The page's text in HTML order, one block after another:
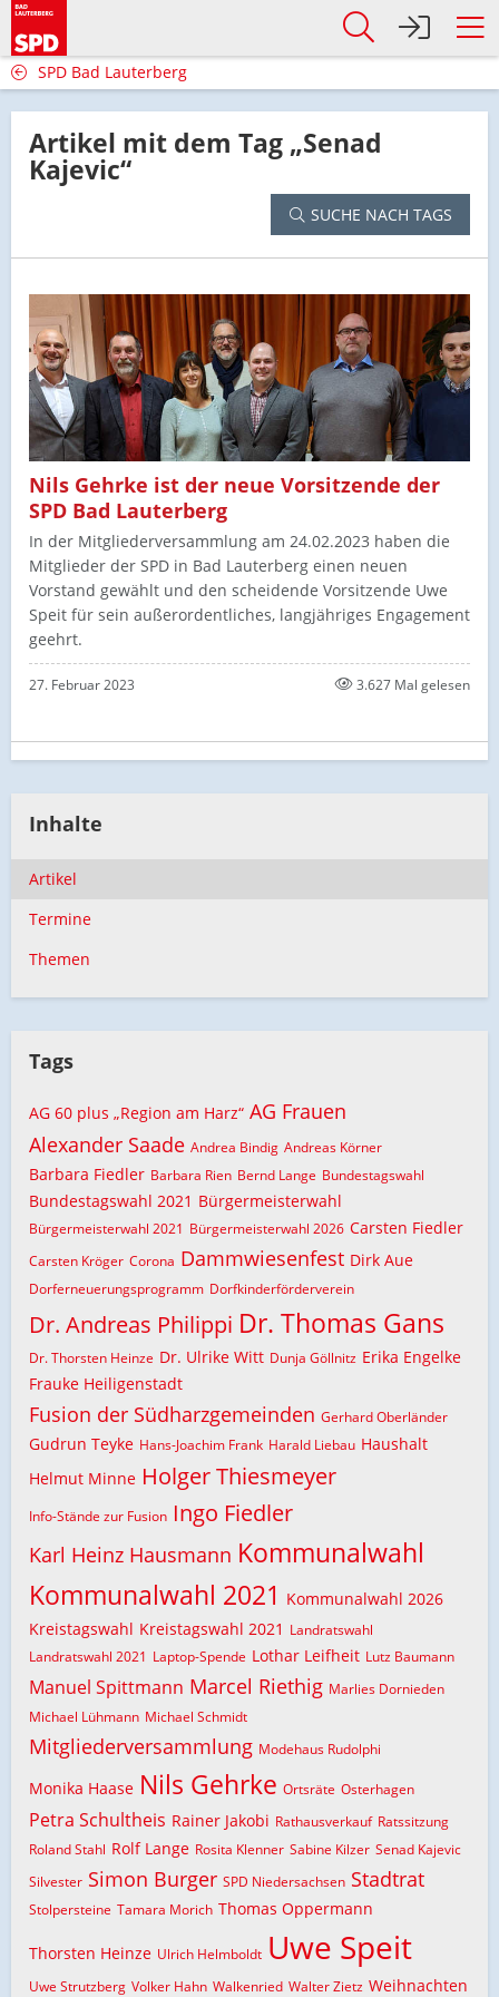
SPD Bad Lauterberg
Artikel mit dem Tag „Senad
Kajevic“
SUCHE NACH TAGS
Nils Gehrke ist der neue Vorsitzende der
SPD Bad Lauterberg
In der Mitgliederversammlung am 24.02.2023 haben die
Mitglieder der SPD in Bad Lauterberg einen neuen
Vorstand gewählt und den scheidende Vorsitzende Uwe
Speit für sein außerordentliches, langjähriges Engagement
geehrt.
27. Februar 2023 3.627 Mal gelesen
Inhalte
Artikel
Termine
Themen
Tags
AG 60 plus „Region am Harz“ AG Frauen
Alexander Saade Andrea Bindig Andreas Körner
Barbara Fiedler Barbara Rien Bernd Lange Bundestagswahl
Bundestagswahl 2021 Bürgermeisterwahl
Bürgermeisterwahl 2021 Bürgermeisterwahl 2026 Carsten Fiedler
Carsten Kröger Corona Dammwiesenfest Dirk Aue
Dorferneuerungsprogramm Dorfkinderförderverein
Dr. Andreas Philippi Dr. Thomas Gans
Dr. Thorsten Heinze Dr. Ulrike Witt Dunja Göllnitz Erika Engelke
Frauke Heiligenstadt
Fusion der Südharzgemeinden Gerhard Oberländer
Gudrun Teyke Hans-Joachim Frank Harald Liebau Haushalt
Helmut Minne Holger Thiesmeyer
Info-Stände zur Fusion Ingo Fiedler
Karl Heinz Hausmann Kommunalwahl
Kommunalwahl 2021 Kommunalwahl 2026
Kreistagswahl Kreistagswahl 2021 Landratswahl
Landratswahl 2021 Laptop-Spende Lothar Leifheit Lutz Baumann
Manuel Spittmann Marcel Riethig Marlies Dornieden
Michael Lühmann Michael Schmidt
Mitgliederversammlung Modehaus Rudolphi
Monika Haase Nils Gehrke Ortsräte Osterhagen
Petra Schultheis Rainer Jakobi Rathausverkauf Ratssitzung
Roland Stahl Rolf Lange Rosita Klenner Sabine Kilzer Senad Kajevic
Silvester Simon Burger SPD Niedersachsen Stadtrat
Stolpersteine Tamara Morich Thomas Oppermann
Thorsten Heinze Ulrich Helmboldt Uwe Speit
Uwe Strutzberg Volker Hahn Walkenried Walter Zietz Weihnachten